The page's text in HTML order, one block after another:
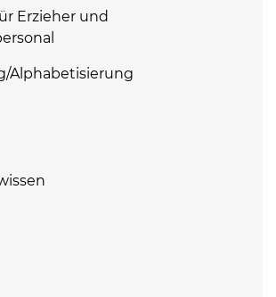
Erzieher und
Alphabetisierung